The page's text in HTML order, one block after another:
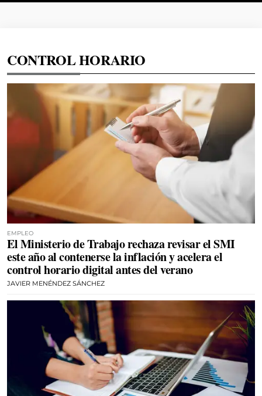
CONTROL HORARIO
EMPLEO
El Ministerio de Trabajo rechaza revisar el SMI
este año al contenerse la inflación y acelera el
control horario digital antes del verano
JAVIER MENÉNDEZ SÁNCHEZ